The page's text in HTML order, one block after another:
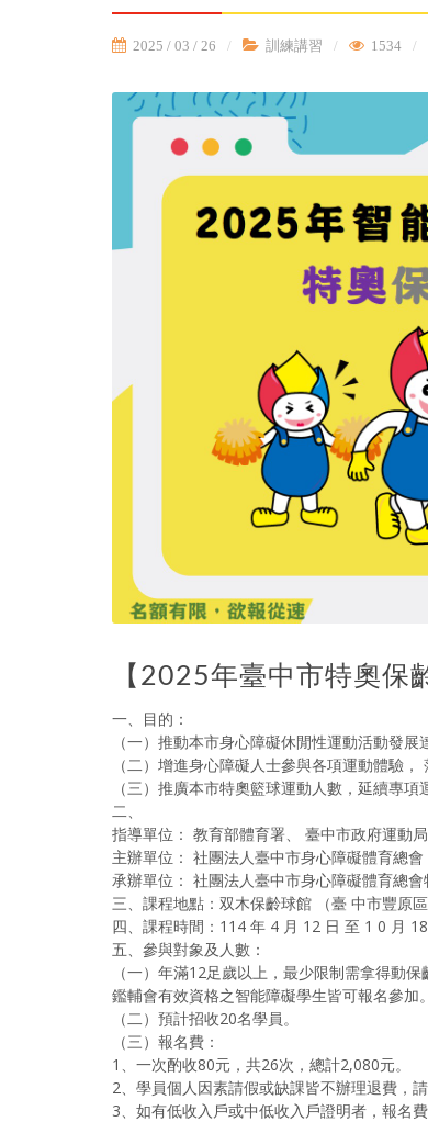
2025 / 03 / 26 訓練講習 1534
【2025年臺中市特奧保
一、目的：
（一）推動本市身心障礙休閒性運動活動發展
（二）增進身心障礙人士參與各項運動體驗，
（三）推廣本市特奧籃球運動人數，延續專項
二、
指導單位： 教育部體育署、 臺中市政府運動局
主辦單位： 社團法人臺中市身心障礙體育總會
承辦單位： 社團法人臺中市身心障礙體育總會
三、課程地點：双木保齡球館 （臺 中市豐原
四、課程時間：114 年 4 月 12 日 至 1 0 月
五、參與對象及人數：
（一）年滿12足歲以上，最少限制需拿得動
鑑輔會有效資格之智能障礙學生皆可報名參加。
（二）預計招收20名學員。
（三）報名費：
1、一次酌收80元，共26次，總計2,080元。
2、學員個人因素請假或缺課皆不辦理退費，請
3、如有低收入戶或中低收入戶證明者，報名費